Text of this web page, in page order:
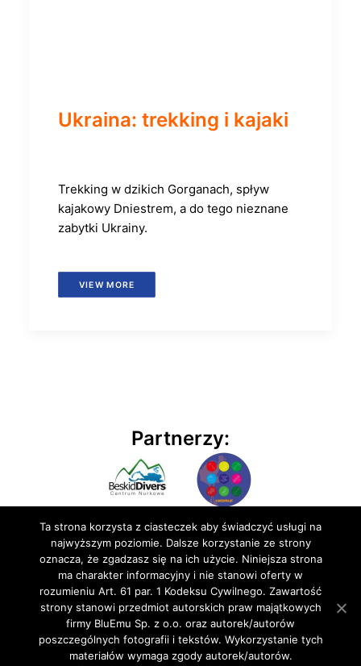
Ukraina: trekking i kajaki
Trekking w dzikich Gorganach, spływ
kajakowy Dniestrem, a do tego nieznane
zabytki Ukrainy.
VIEW MORE
Partnerzy:
© 2020 BluEmu sp. z o.o. Wszelkie prawa zastrzeżone
Ta strona korzysta z ciasteczek aby świadczyć usługi na
najwyższym poziomie. Dalsze korzystanie ze strony
oznacza, że zgadzasz się na ich użycie. Niniejsza strona
ma charakter informacyjny i nie stanowi oferty w
rozumieniu Art. 61 par. 1 Kodeksu Cywilnego. Zawartość
strony stanowi przedmiot autorskich praw majątkowych
firmy BluEmu Sp. z o.o. oraz autorek/autorów
poszczególnych fotografii i tekstów. Wykorzystanie tych
materiałów wymaga zgody autorek/autorów.